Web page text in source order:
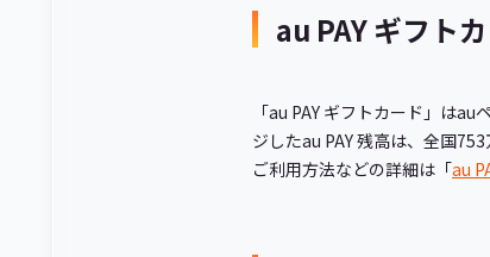
au PAY ギフト
「au PAY ギフトカード」は
ジしたau PAY 残高は、全国
ご利用方法などの詳細は「au